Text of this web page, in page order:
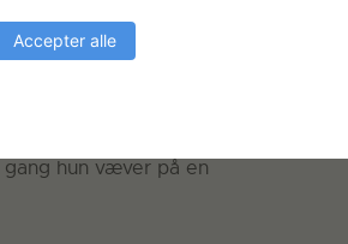
knap fem meter.
kontrast til vævningens
hun væver på en
Accepter alle